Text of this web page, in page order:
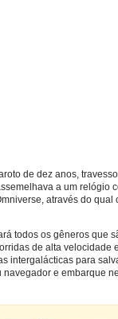
de dez anos,
a um relógio
através do
todos os gêneros que
de alta
intergalácticas para
e embarque